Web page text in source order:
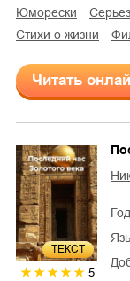
юморески
стихи о жизни
Читать
ТЕКСТ
5